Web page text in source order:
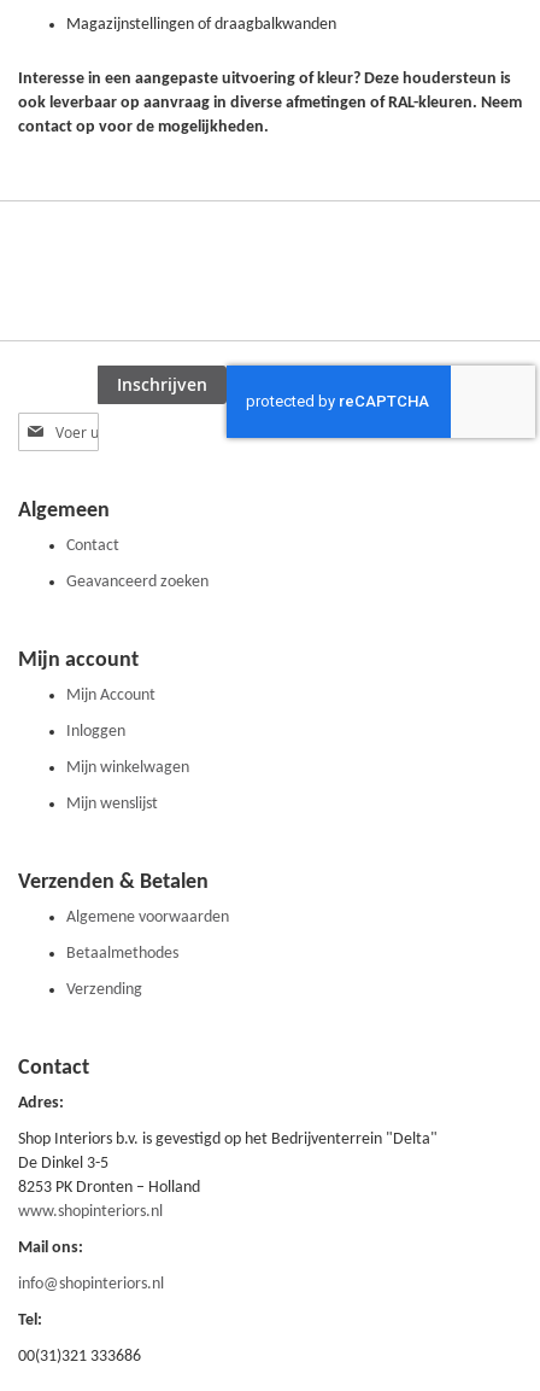
Magazijnstellingen of draagbalkwanden
Interesse in een aangepaste uitvoering of kleur? Deze houdersteun is
ook leverbaar op aanvraag in diverse afmetingen of RAL-kleuren. Neem
contact op voor de mogelijkheden.
Abonneer
u
nieuwsbrief
Inschrijven
Algemeen
Contact
Geavanceerd zoeken
Mijn account
Mijn Account
Inloggen
Mijn winkelwagen
Mijn wenslijst
Verzenden & Betalen
Algemene voorwaarden
Betaalmethodes
Verzending
Contact
Adres:
Shop Interiors b.v. is gevestigd op het Bedrijventerrein "Delta"
De Dinkel 3-5
8253 PK Dronten – Holland
www.shopinteriors.nl
Mail ons:
info@shopinteriors.nl
Tel:
00(31)321 333686